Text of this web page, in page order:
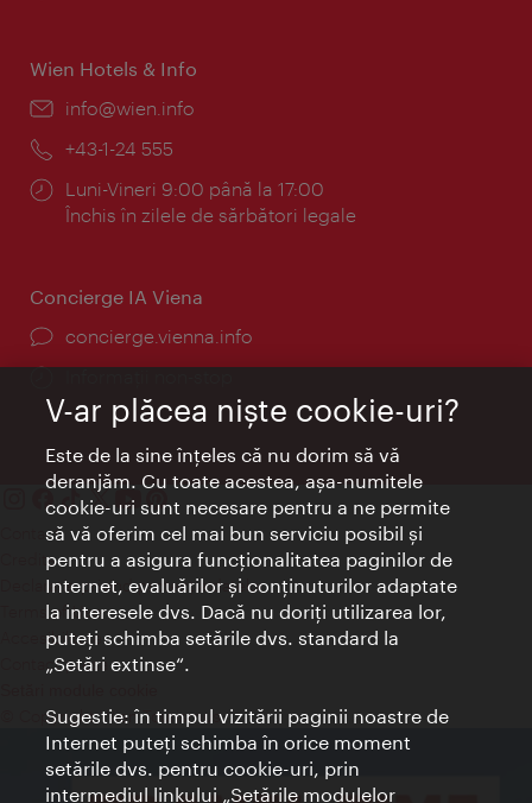
Wien Hotels & Info
E-
info@wien.info
Telefon:
+43-1-24 555
Program:
Luni-Vineri 9:00 până la 17:00
Închis în zilele de sărbători legale
Concierge IA Viena
concierge.vienna.info
Contact
Credits
Declaraţie privind protecţia datelor
Terms of Use
Accesibilitate
Contact presa
© Copyright Wien Tourismus
V-ar plăcea nişte cookie-uri?
Este de la sine înţeles că nu dorim să vă
deranjăm. Cu toate acestea, aşa-numitele
cookie-uri sunt necesare pentru a ne permite
să vă oferim cel mai bun serviciu posibil şi
pentru a asigura funcţionalitatea paginilor de
Internet, evaluărilor şi conţinuturilor adaptate
la interesele dvs. Dacă nu doriţi utilizarea lor,
puteţi schimba setările dvs. standard la
„Setări extinse“.
Sugestie: în timpul vizitării paginii noastre de
Internet puteţi schimba în orice moment
setările dvs. pentru cookie-uri, prin
intermediul linkului „Setările modulelor